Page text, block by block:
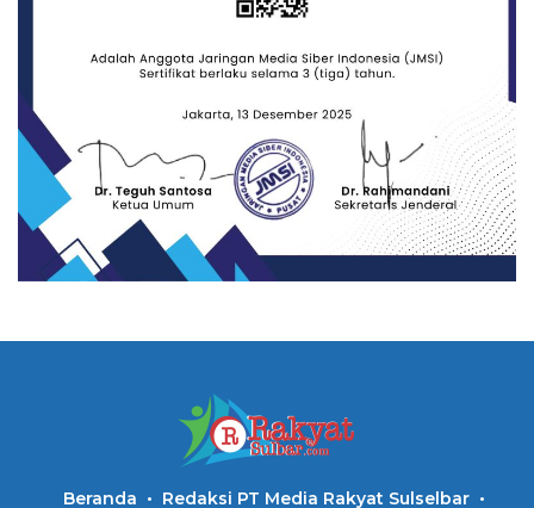
Beranda Redaksi PT Media Rakyat Sulselbar